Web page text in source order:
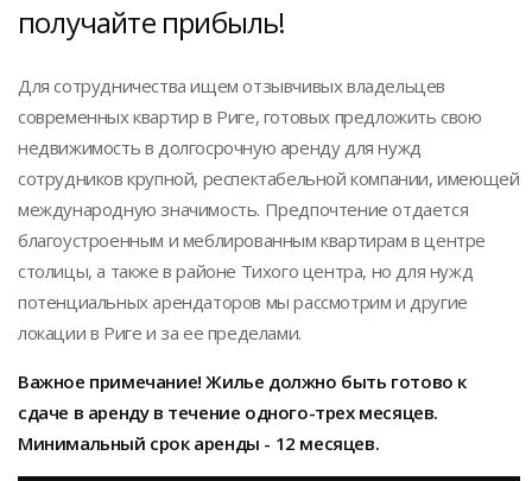
получайте прибыль!
Для сотрудничества ищем отзывчивых владельцев
современных квартир в Риге, готовых предложить свою
недвижимость в долгосрочную аренду для нужд
сотрудников крупной, респектабельной компании, имеющей
международную значимость. Предпочтение отдается
благоустроенным и меблированным квартирам в центре
столицы, а также в районе Тихого центра, но для нужд
потенциальных арендаторов мы рассмотрим и другие
локации в Риге и за ее пределами.
Важное примечание! Жилье должно быть готово к
сдаче в аренду в течение одного-трех месяцев.
Минимальный срок аренды - 12 месяцев.